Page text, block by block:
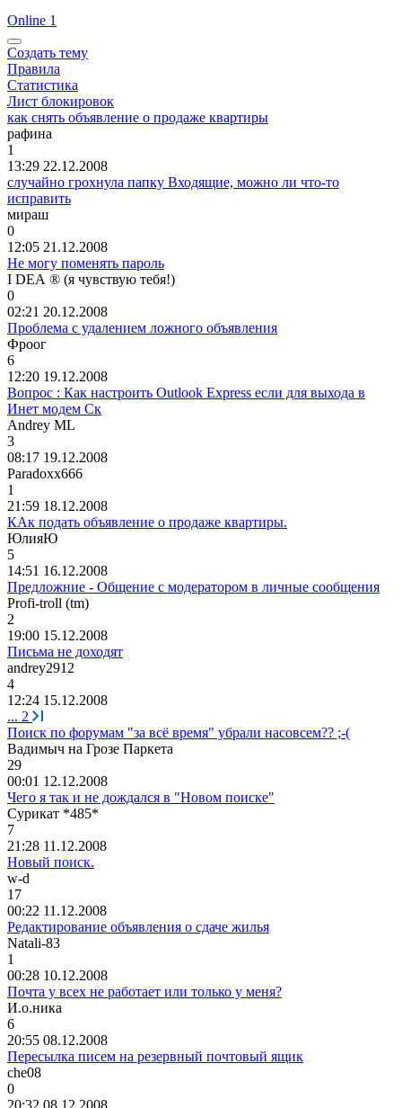
Online 1
Создать тему
Правила
Статистика
Лист блокировок
как снять объявление о продаже квартиры
рафина
1
13:29 22.12.2008
случайно грохнула папку Входящие, можно ли что-то
исправить
мираш
0
12:05 21.12.2008
Не могу поменять пароль
I DEA ® (я чувствую тебя!)
0
02:21 20.12.2008
Проблема с удалением ложного объявления
Фроог
6
12:20 19.12.2008
Вопрос : Как настроить Outlook Express если для выхода в
Инет модем Ск
Andrey ML
3
08:17 19.12.2008
Paradoxx666
1
21:59 18.12.2008
КАк подать объявление о продаже квартиры.
ЮлияЮ
5
14:51 16.12.2008
Предложние - Общение с модератором в личные сообщения
Profi-troll (tm)
2
19:00 15.12.2008
Письма не доходят
andrey2912
4
12:24 15.12.2008
... 2
Поиск по форумам "за всё время" убрали насовсем?? ;-(
Вадимыч на Грозе Паркета
29
00:01 12.12.2008
Чего я так и не дождался в "Новом поиске"
Суpикaт *485*
7
21:28 11.12.2008
Новый поиск.
w-d
17
00:22 11.12.2008
Редактирование объявления о сдаче жилья
Natali-83
1
00:28 10.12.2008
Почта у всех не работает или только у меня?
И.о.ника
6
20:55 08.12.2008
Пересылка писем на резервный почтовый ящик
che08
0
20:32 08.12.2008